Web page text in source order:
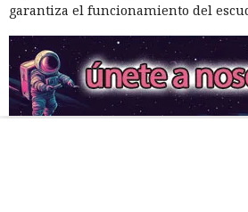
garantiza el funcionamiento del